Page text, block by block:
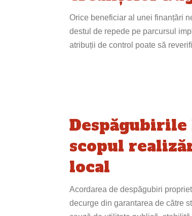
Orice beneficiar al unei finanțări
destul de repede pe parcursul
atribuții de control poate să
scopul
local
Acordarea de despăgubiri
decurge din garantarea de către